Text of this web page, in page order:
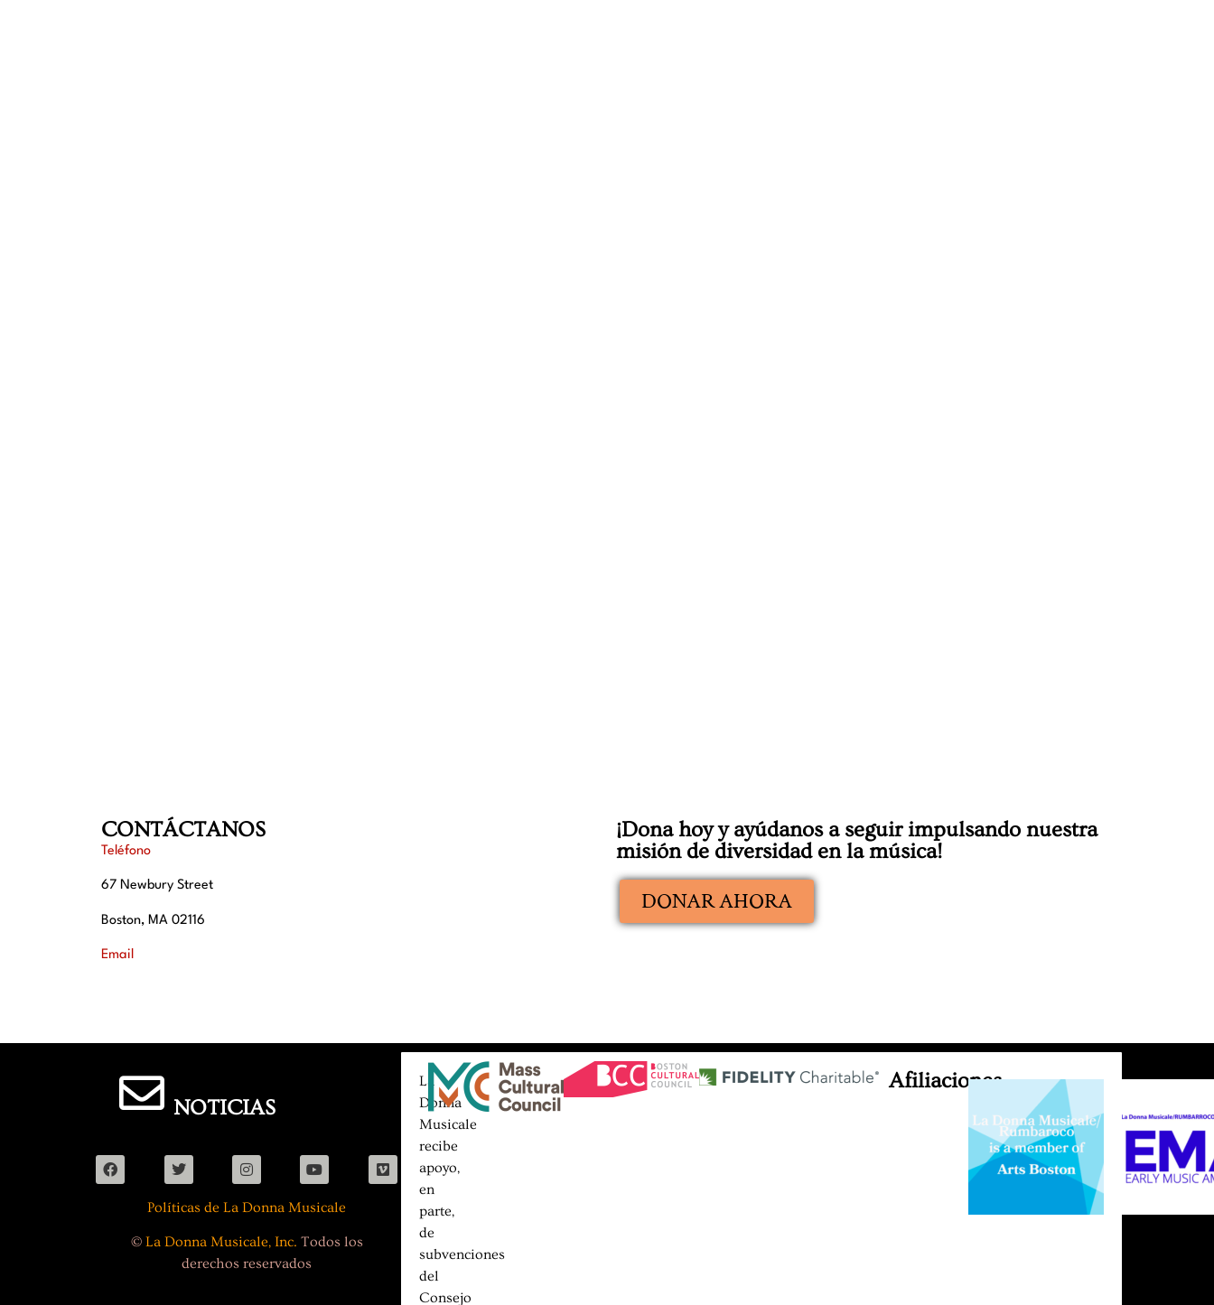
CONTÁCTANOS
Teléfono
67 Newbury Street
Boston, MA 02116
Email
¡Dona hoy y ayúdanos a seguir impulsando nuestra
misión de diversidad en la música!
DONAR AHORA
NOTICIAS
Políticas de La Donna Musicale
© La Donna Musicale, Inc. Todos los
derechos reservados
La
Donna
Musicale
recibe
apoyo,
en
parte,
de
subvenciones
del
Consejo
Afiliaciones